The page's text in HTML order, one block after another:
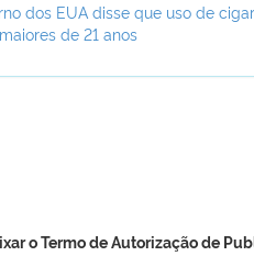
dos EUA disse que uso de
de 21 anos
o Termo de Autorização de